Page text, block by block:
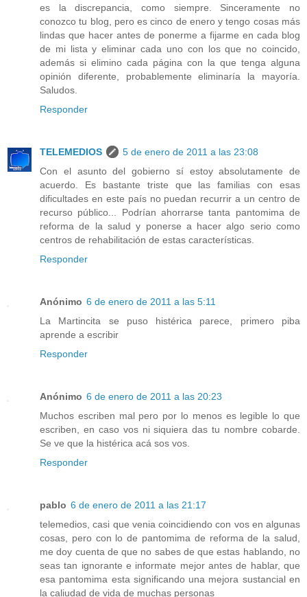
es la discrepancia, como siempre. Sinceramente no
conozco tu blog, pero es cinco de enero y tengo cosas más
lindas que hacer antes de ponerme a fijarme en cada blog
de mi lista y eliminar cada uno con los que no coincido,
además si elimino cada página con la que tenga alguna
opinión diferente, probablemente eliminaría la mayoría.
Saludos.
Responder
TELEMEDIOS
5 de enero de 2011 a las 23:08
Con el asunto del gobierno sí estoy absolutamente de
acuerdo. Es bastante triste que las familias con esas
dificultades en este país no puedan recurrir a un centro de
recurso público... Podrían ahorrarse tanta pantomima de
reforma de la salud y ponerse a hacer algo serio como
centros de rehabilitación de estas características.
Responder
Anónimo 6 de enero de 2011 a las 5:11
La Martincita se puso histérica parece, primero piba
aprende a escribir
Responder
Anónimo 6 de enero de 2011 a las 20:23
Muchos escriben mal pero por lo menos es legible lo que
escriben, en caso vos ni siquiera das tu nombre cobarde.
Se ve que la histérica acá sos vos.
Responder
pablo 6 de enero de 2011 a las 21:17
telemedios, casi que venia coincidiendo con vos en algunas
cosas, pero con lo de pantomima de reforma de la salud,
me doy cuenta de que no sabes de que estas hablando, no
seas tan ignorante e informate mejor antes de hablar, que
esa pantomima esta significando una mejora sustancial en
la caliudad de vida de muchas personas